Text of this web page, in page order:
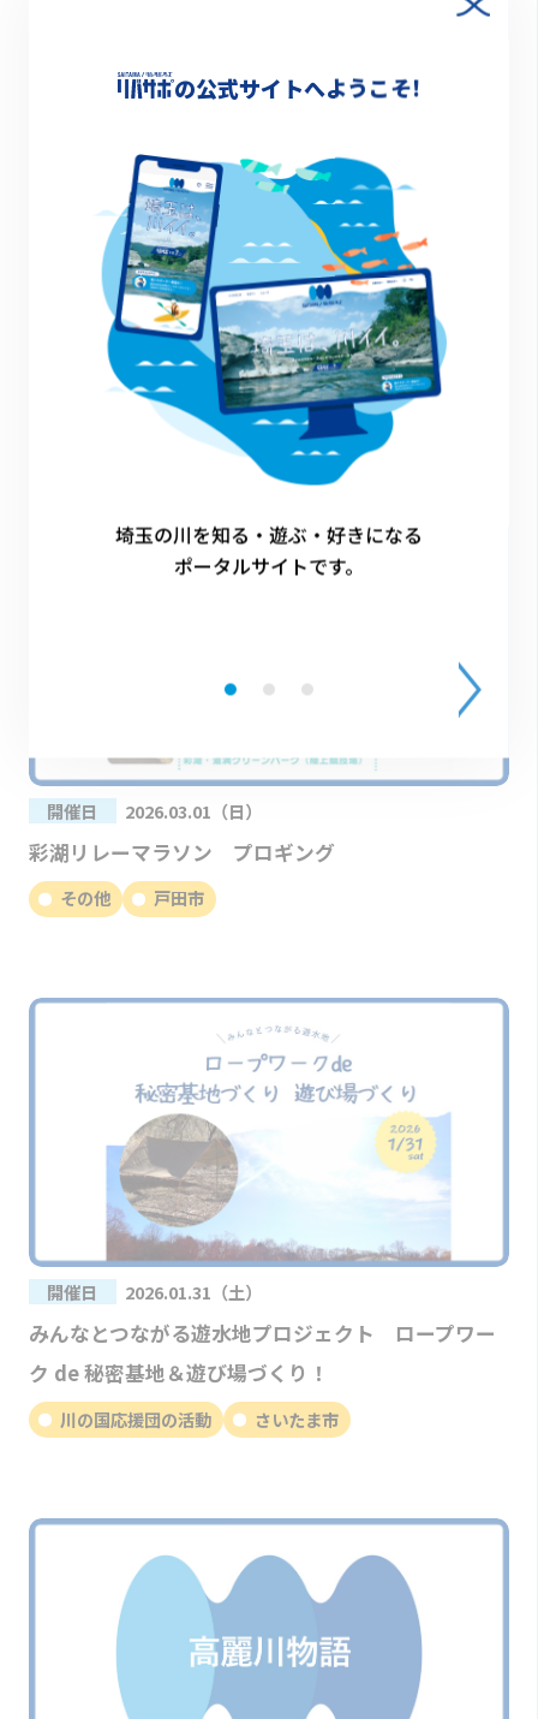
笹目川 清掃活動
その他のイベント
開催日 2026.03.01（日）
彩湖リレーマラソン プロギング
その他 戸田市
開催日 2026.01.31（土）
みんなとつながる遊水地プロジェクト ロープワー
ク de 秘密基地＆遊び場づくり！
川の国応援団の活動 さいたま市
の公式サイトへようこそ!
埼玉の川を知る・遊ぶ・好きになる
ポータルサイトです。